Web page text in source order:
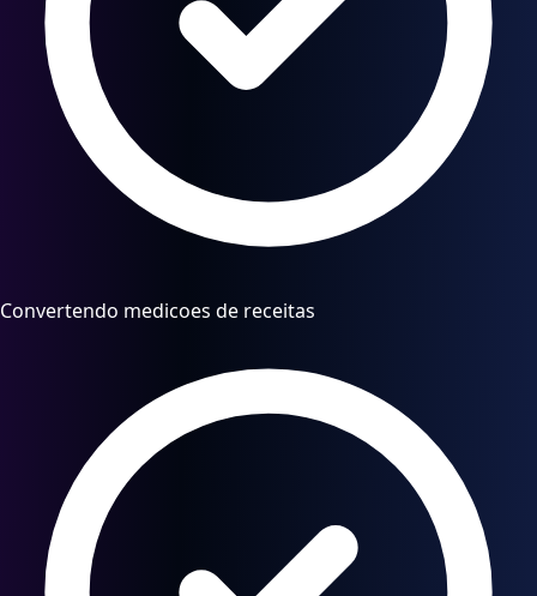
Convertendo medicoes de receitas